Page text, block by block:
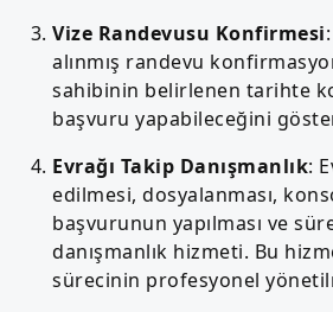
Vize Randevusu Konfirmesi
alınmış randevu
sahibinin belirlenen tarihte
başvuru yapabileceğini
Evrağı Takip Danışmanlık:
edilmesi, dosyalanması,
başvurunun yapılması ve
danışmanlık hizmeti. Bu
sürecinin profesyonel